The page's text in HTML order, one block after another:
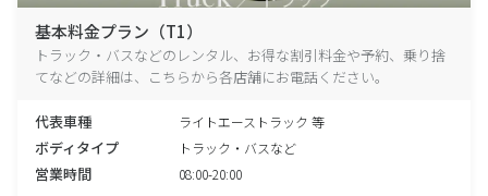
基本料金プラン（T1）
トラック・バスなどのレンタル、お得な割引料金や予約、乗り捨
てなどの詳細は、こちらから各店舗にお電話ください。
代表車種 ライトエーストラック 等
ボディタイプ トラック・バスなど
営業時間 08:00-20:00